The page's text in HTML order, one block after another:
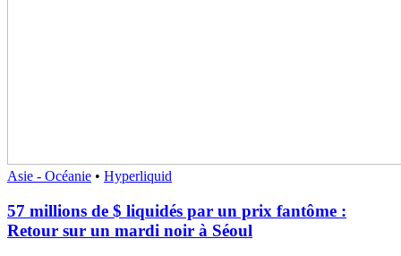
Asie - Océanie • Hyperliquid
57 millions de $ liquidés par un prix fantôme :
Retour sur un mardi noir à Séoul